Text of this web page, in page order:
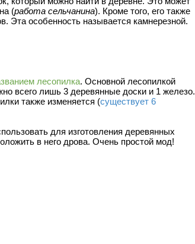
(работа сельчанина). Кроме того, его также
Эта особенность называется камнерезной.
лесопилка. Основной лесопилкой
всего лишь 3 деревянные доски и 1 железо.
также изменяется (существует 6
для изготовления деревянных
в него дрова. Очень простой мод!